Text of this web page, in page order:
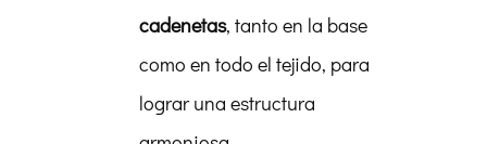
cadenetas, tanto en la base
como en todo el tejido, para
lograr una estructura